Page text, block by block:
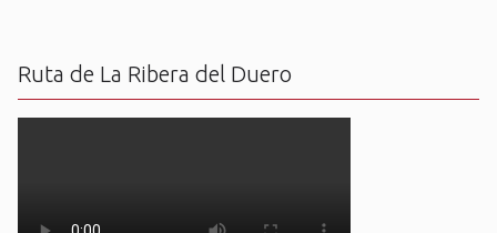
Ruta de La Ribera del Duero